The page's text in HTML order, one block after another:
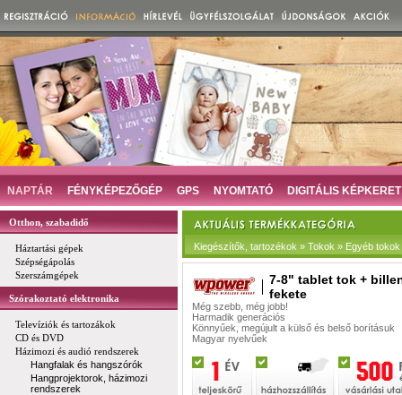
NAPTÁR FÉNYKÉPEZŐGÉP GPS NYOMTATÓ DIGITÁLIS KÉPKERET
Otthon, szabadidő
Háztartási gépek
Szépségápolás
Szerszámgépek
Szórakoztató elektronika
Televíziók és tartozákok
CD és DVD
Házimozi és audió rendszerek
Hangfalak és hangszórók
Hangprojektorok, házimozi
rendszerek
Kiegészítők, tartozékok » Tokok » Egyéb tokok
7-8" tablet tok +
fekete
Még szebb, még jobb!
Harmadik generációs
Könnyűek, megújult a külső és belső borításuk
Magyar nyelvűek